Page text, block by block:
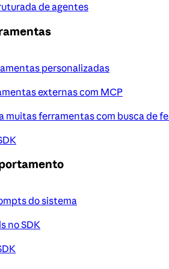
de agentes
personalizadas
externas com MCP
muitas ferramentas com busca de
do sistema
no SDK